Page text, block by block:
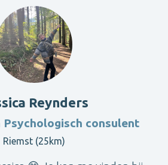
Reynders
Psychologisch consulent
Riemst (25km)